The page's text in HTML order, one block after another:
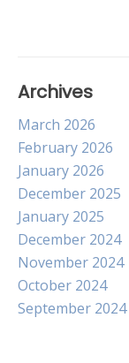
Archives
March 2026
February 2026
January 2026
December 2025
January 2025
December 2024
November 2024
October 2024
September 2024